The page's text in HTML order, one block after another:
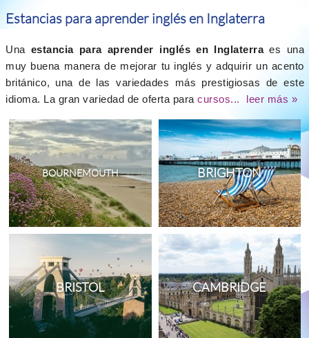
Estancias para aprender inglés en Inglaterra
Una estancia para aprender inglés en Inglaterraes una
muy buena manera de mejorar tu inglés y adquirir un acento
británico, una de las variedades más prestigiosas de este
idioma. La gran variedad de oferta para cursos... leer más »
BOURNEMOUTH BRIGHTON
BRISTOL CAMBRIDGE